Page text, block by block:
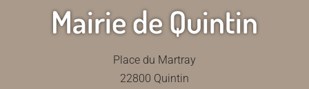
Mairie de Quintin
Place du Martray
22800 Quintin